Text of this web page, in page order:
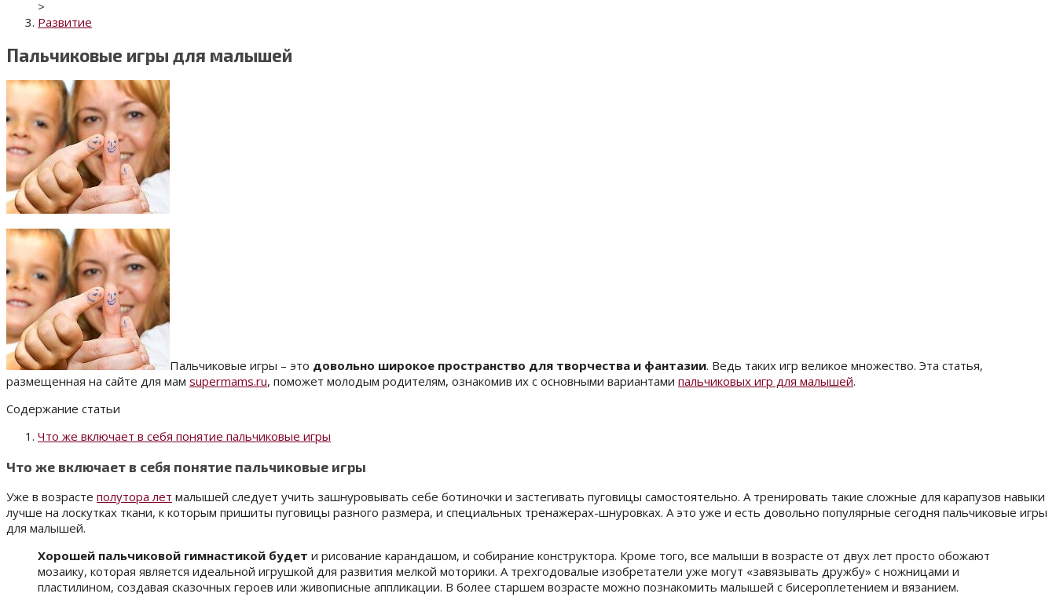
>
Развитие
Пальчиковые игры для малышей
Пальчиковые игры – это довольно широкое пространство для творчества и фантазии. Ведь таких игр великое множество. Эта статья,
размещенная на сайте для мам supermams.ru, поможет молодым родителям, ознакомив их с основными вариантами пальчиковых игр для малышей.
Содержание статьи
Что же включает в себя понятие пальчиковые игры
Что же включает в себя понятие пальчиковые игры
Уже в возрасте полутора лет малышей следует учить зашнуровывать себе ботиночки и застегивать пуговицы самостоятельно. А тренировать такие сложные для карапузов навыки
лучше на лоскутках ткани, к которым пришиты пуговицы разного размера, и специальных тренажерах-шнуровках. А это уже и есть довольно популярные сегодня пальчиковые игры
для малышей.
Хорошей пальчиковой гимнастикой будет и рисование карандашом, и собирание конструктора. Кроме того, все малыши в возрасте от двух лет просто обожают
мозаику, которая является идеальной игрушкой для развития мелкой моторики. А трехгодовалые изобретатели уже могут «завязывать дружбу» с ножницами и
пластилином, создавая сказочных героев или живописные аппликации. В более старшем возрасте можно познакомить малышей с бисероплетением и вязанием.